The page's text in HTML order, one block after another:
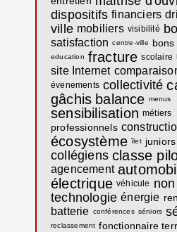
dispositifs financiers
ville mobiliers visibilité
satisfaction centre-ville
education fracture scolaire
site Internet
évenements collectivité
gâchis balance menus
sensibilisation métiers
professionnels
écosystème îlet
collégiens classe
agencement
électrique véhicule
technologie énergie
batterie conférences séniors
reclassement fonctionnaire